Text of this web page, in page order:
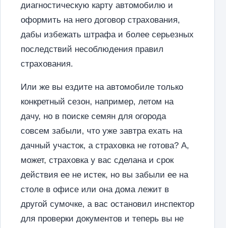
диагностическую карту автомобилю и
оформить на него договор страхования,
дабы избежать штрафа и более серьезных
последствий несоблюдения правил
страхования.
Или же вы ездите на автомобиле только
конкретный сезон, например, летом на
дачу, но в поиске семян для огорода
совсем забыли, что уже завтра ехать на
дачный участок, а страховка не готова? А,
может, страховка у вас сделана и срок
действия ее не истек, но вы забыли ее на
столе в офисе или она дома лежит в
другой сумочке, а вас остановил инспектор
для проверки документов и теперь вы не